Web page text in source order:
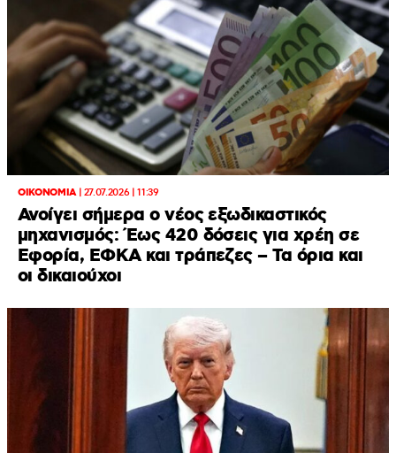
ΟΙΚΟΝΟΜΙΑ| 27.07.2026 | 11:39
Ανοίγει σήμερα ο νέος εξωδικαστικός
μηχανισμός: Έως 420 δόσεις για χρέη σε
Εφορία, ΕΦΚΑ και τράπεζες – Τα όρια και
οι δικαιούχοι